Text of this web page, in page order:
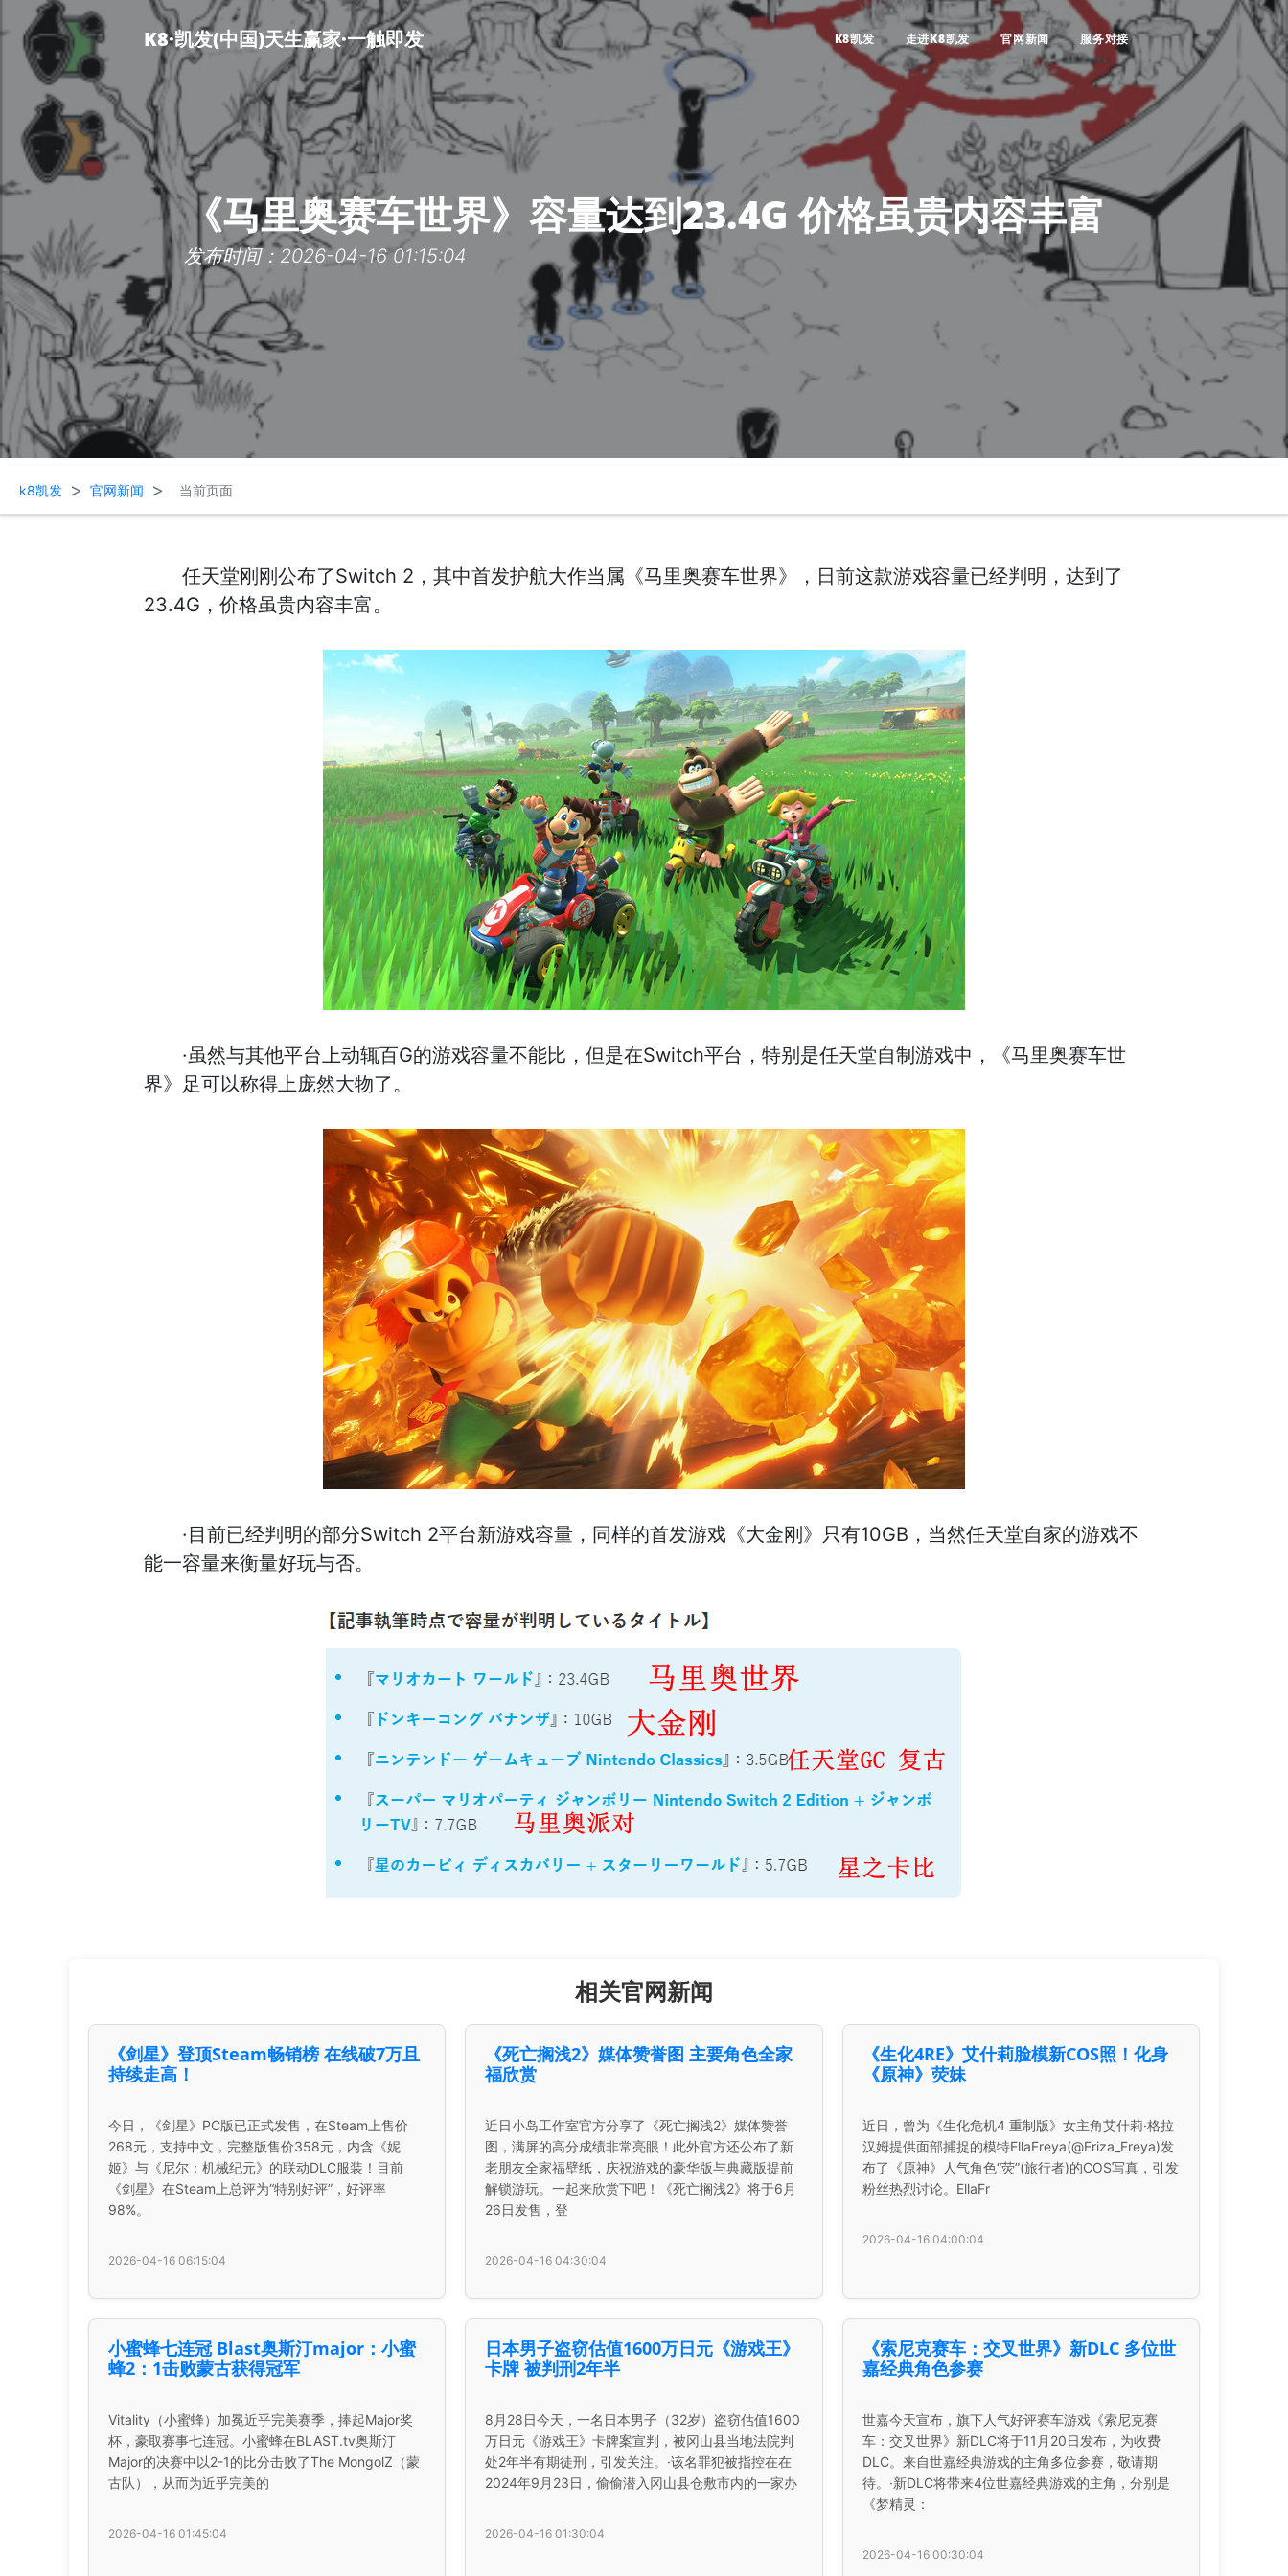
K8·凯发(中国)天生赢家·一触即发 K8凯发 走进K8凯发 官网新闻 服务对接
《马里奥赛车世界》容量达到23.4G 价格虽贵内容丰富
发布时间：2026-04-16 01:15:04
k8凯发 > 官网新闻 > 当前页面
任天堂刚刚公布了Switch 2，其中首发护航大作当属《马里奥赛车世界》，日前这款游戏容量已经判明，达到了
23.4G，价格虽贵内容丰富。
·虽然与其他平台上动辄百G的游戏容量不能比，但是在Switch平台，特别是任天堂自制游戏中，《马里奥赛车世
界》足可以称得上庞然大物了。
·目前已经判明的部分Switch 2平台新游戏容量，同样的首发游戏《大金刚》只有10GB，当然任天堂自家的游戏不
能一容量来衡量好玩与否。
相关官网新闻
《剑星》登顶Steam畅销榜 在线破7万且
持续走高！
今日，《剑星》PC版已正式发售，在Steam上售价
268元，支持中文，完整版售价358元，内含《妮
姬》与《尼尔：机械纪元》的联动DLC服装！目前
《剑星》在Steam上总评为“特别好评”，好评率
98%。
2026-04-16 06:15:04
《死亡搁浅2》媒体赞誉图 主要角色全家
福欣赏
近日小岛工作室官方分享了《死亡搁浅2》媒体赞誉
图，满屏的高分成绩非常亮眼！此外官方还公布了新
老朋友全家福壁纸，庆祝游戏的豪华版与典藏版提前
解锁游玩。一起来欣赏下吧！《死亡搁浅2》将于6月
26日发售，登
2026-04-16 04:30:04
《生化4RE》艾什莉脸模新COS照！化身
《原神》荧妹
近日，曾为《生化危机4 重制版》女主角艾什莉·格拉
汉姆提供面部捕捉的模特EllaFreya(@Eriza_Freya)发
布了《原神》人气角色“荧”(旅行者)的COS写真，引发
粉丝热烈讨论。EllaFr
2026-04-16 04:00:04
小蜜蜂七连冠 Blast奥斯汀major：小蜜
蜂2：1击败蒙古获得冠军
Vitality（小蜜蜂）加冕近乎完美赛季，捧起Major奖
杯，豪取赛事七连冠。小蜜蜂在BLAST.tv奥斯汀
Major的决赛中以2-1的比分击败了The MongolZ（蒙
古队），从而为近乎完美的
2026-04-16 01:45:04
日本男子盗窃估值1600万日元《游戏王》
卡牌 被判刑2年半
8月28日今天，一名日本男子（32岁）盗窃估值1600
万日元《游戏王》卡牌案宣判，被冈山县当地法院判
处2年半有期徒刑，引发关注。·该名罪犯被指控在在
2024年9月23日，偷偷潜入冈山县仓敷市内的一家办
2026-04-16 01:30:04
《索尼克赛车：交叉世界》新DLC 多位世
嘉经典角色参赛
世嘉今天宣布，旗下人气好评赛车游戏《索尼克赛
车：交叉世界》新DLC将于11月20日发布，为收费
DLC。来自世嘉经典游戏的主角多位参赛，敬请期
待。·新DLC将带来4位世嘉经典游戏的主角，分别是
《梦精灵：
2026-04-16 00:30:04